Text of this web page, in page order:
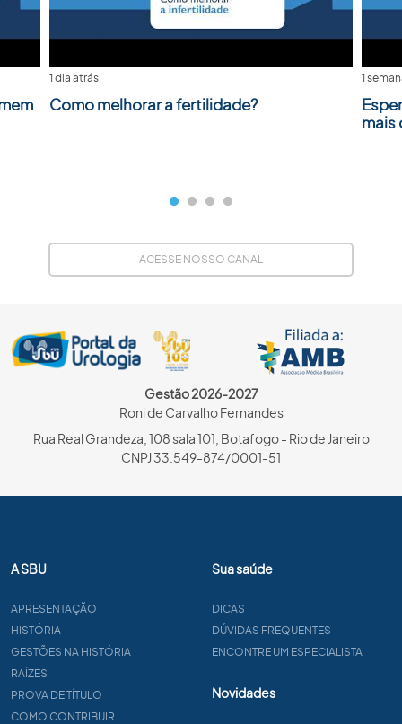
1 dia atrás
Como melhorar a fertilidade?
1
mais
ACESSE NOSSO CANAL
Gestão 2026-2027
Roni de Carvalho Fernandes
Rua Real Grandeza, 108 sala 101, Botafogo - Rio de Janeiro
CNPJ 33.549-874/0001-51
A SBU
APRESENTAÇÃO
HISTÓRIA
GESTÕES NA HISTÓRIA
RAÍZES
PROVA DE TÍTULO
COMO CONTRIBUIR
Sua saúde
DICAS
DÚVIDAS FREQUENTES
ENCONTRE UM ESPECIALISTA
Novidades